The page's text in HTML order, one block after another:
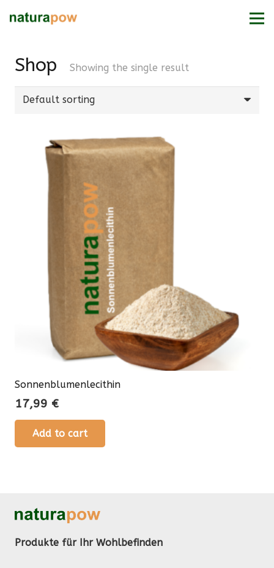
Shop Showing the single result
Sonnenblumenlecithin
17,99 €
Add to cart
Produkte für Ihr Wohlbefinden